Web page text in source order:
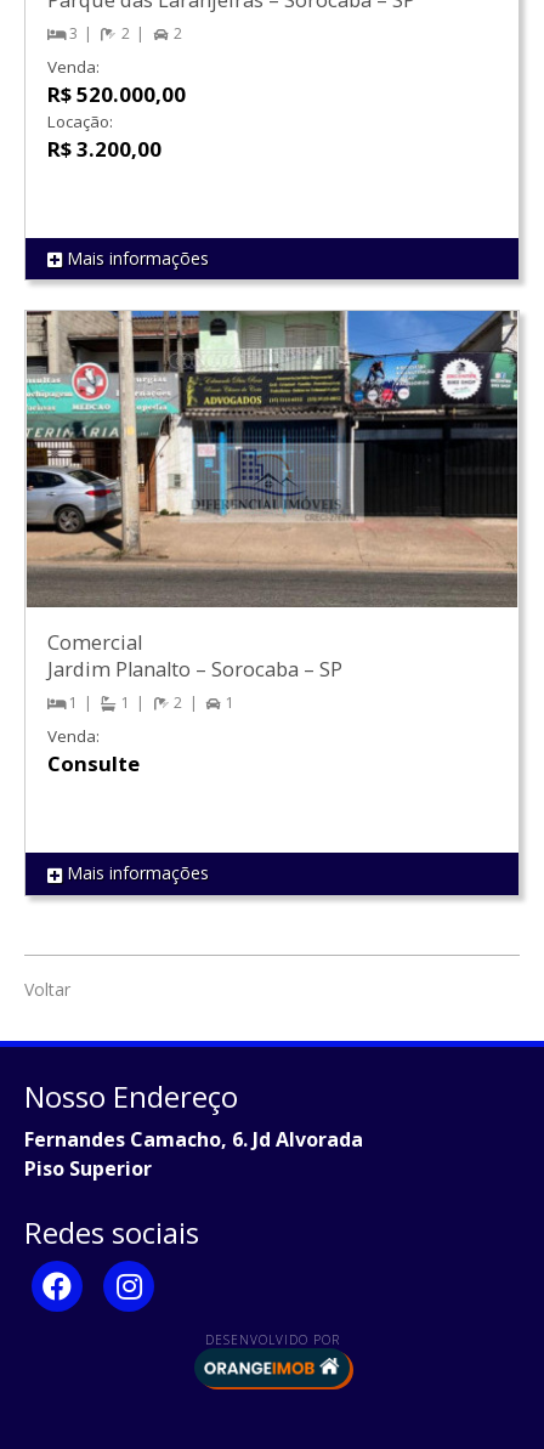
REF 1798
3 2 2
Venda:
R$ 520.000,00
Locação:
R$ 3.200,00
Mais informações
REF 1421
Comercial
Jardim Planalto – Sorocaba – SP
1 1 2 1
Venda:
Consulte
Mais informações
Voltar
Nosso Endereço
Fernandes Camacho, 6. Jd Alvorada
Piso Superior
Redes sociais
DESENVOLVIDO POR